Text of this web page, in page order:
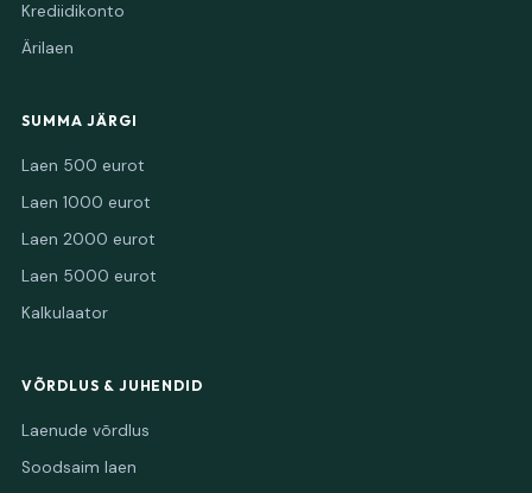
Krediidikonto
Ärilaen
SUMMA JÄRGI
Laen 500 eurot
Laen 1000 eurot
Laen 2000 eurot
Laen 5000 eurot
Kalkulaator
VÕRDLUS & JUHENDID
Laenude võrdlus
Soodsaim laen